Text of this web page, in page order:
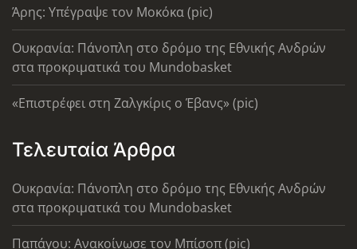
Άρης: Υπέγραψε τον Μοκόκα (pic)
Ουκρανία: Πάνοπλη στο δρόμο της Εθνικής Ανδρών
στα προκριματικά του Mundobasket
«Επιστρέφει στη Ζαλγκίρις ο Έβανς» (pic)
Τελευταία Άρθρα
Ουκρανία: Πάνοπλη στο δρόμο της Εθνικής Ανδρών
στα προκριματικά του Mundobasket
Παπάγου: Ανακοίνωσε τον Μπίσοπ (pic)